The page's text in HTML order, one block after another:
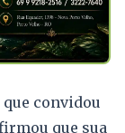
convidou
que sua